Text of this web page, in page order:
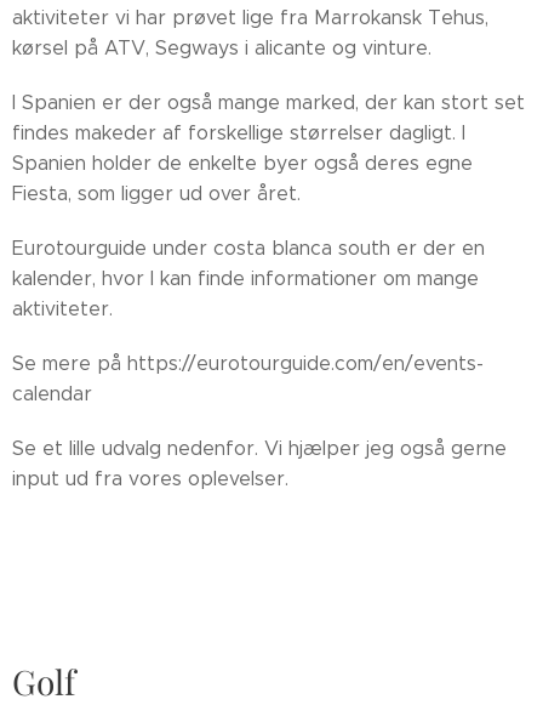
aktiviteter vi har prøvet lige fra Marrokansk Tehus,
kørsel på ATV, Segways i alicante og vinture.
I Spanien er der også mange marked, der kan stort set
findes makeder af forskellige størrelser dagligt. I
Spanien holder de enkelte byer også deres egne
Fiesta, som ligger ud over året.
Eurotourguide under costa blanca south er der en
kalender, hvor I kan finde informationer om mange
aktiviteter.
Se mere på https://eurotourguide.com/en/events-
calendar
Se et lille udvalg nedenfor. Vi hjælper jeg også gerne
input ud fra vores oplevelser.
Golf